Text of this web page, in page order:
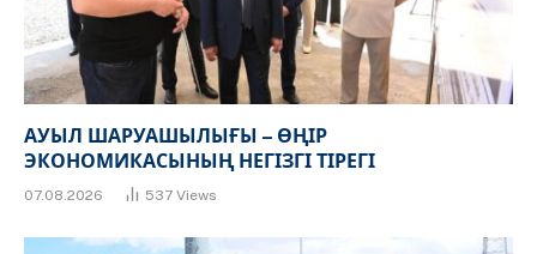
АУЫЛ ШАРУАШЫЛЫҒЫ – ӨҢІР
ЭКОНОМИКАСЫНЫҢ НЕГІЗГІ ТІРЕГІ
07.08.2026 537 Views